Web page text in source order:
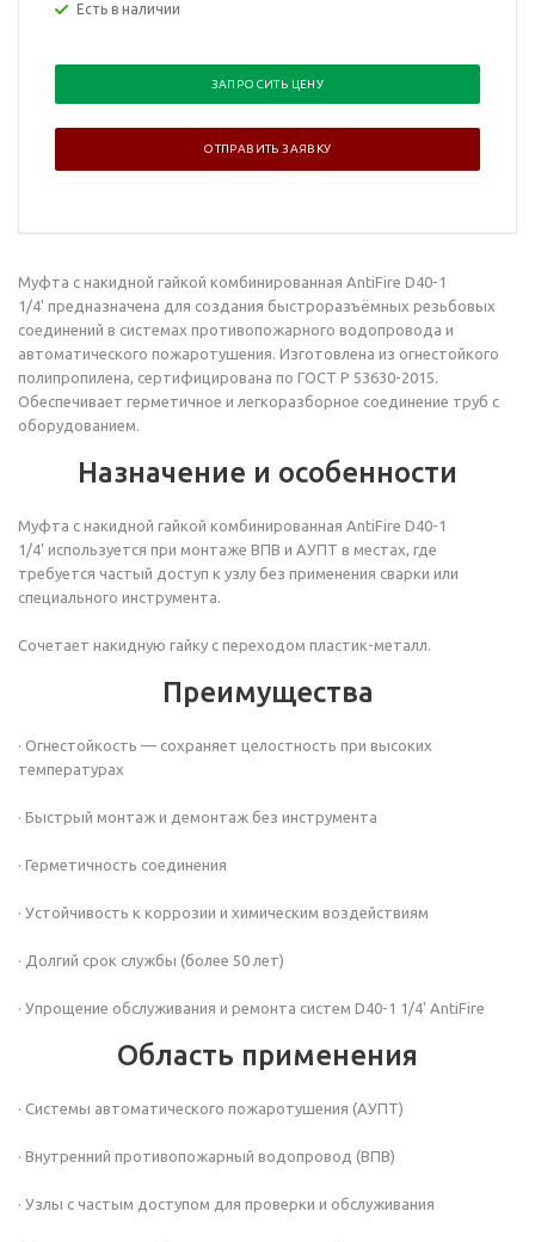
Есть в наличии
ЗАПРОСИТЬ ЦЕНУ
ОТПРАВИТЬ ЗАЯВКУ
Муфта с накидной гайкой комбинированная AntiFire D40-1
1/4' предназначена для создания быстроразъёмных резьбовых
соединений в системах противопожарного водопровода и
автоматического пожаротушения. Изготовлена из огнестойкого
полипропилена, сертифицирована по ГОСТ Р 53630-2015.
Обеспечивает герметичное и легкоразборное соединение труб с
оборудованием.
Назначение и особенности
Муфта с накидной гайкой комбинированная AntiFire D40-1
1/4' используется при монтаже ВПВ и АУПТ в местах, где
требуется частый доступ к узлу без применения сварки или
специального инструмента.
Сочетает накидную гайку с переходом пластик-металл.
Преимущества
· Огнестойкость — сохраняет целостность при высоких
температурах
· Быстрый монтаж и демонтаж без инструмента
· Герметичность соединения
· Устойчивость к коррозии и химическим воздействиям
· Долгий срок службы (более 50 лет)
· Упрощение обслуживания и ремонта систем D40-1 1/4' AntiFire
Область применения
· Системы автоматического пожаротушения (АУПТ)
· Внутренний противопожарный водопровод (ВПВ)
· Узлы с частым доступом для проверки и обслуживания